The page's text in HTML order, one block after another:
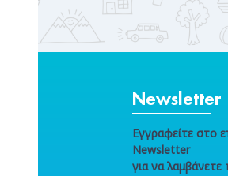
Newsletter
Εγγραφείτε στο
Newsletter
για να